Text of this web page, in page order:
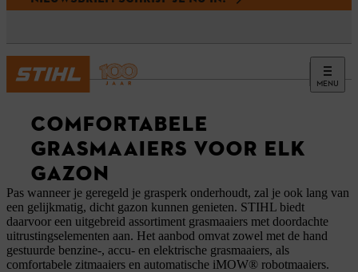
MENU
COMFORTABELE
GRASMAAIERS VOOR ELK
GAZON
Pas wanneer je geregeld je grasperk onderhoudt, zal je ook lang van
een gelijkmatig, dicht gazon kunnen genieten. STIHL biedt
daarvoor een uitgebreid assortiment grasmaaiers met doordachte
uitrustingselementen aan. Het aanbod omvat zowel met de hand
gestuurde benzine-, accu- en elektrische grasmaaiers, als
comfortabele zitmaaiers en automatische iMOW® robotmaaiers.